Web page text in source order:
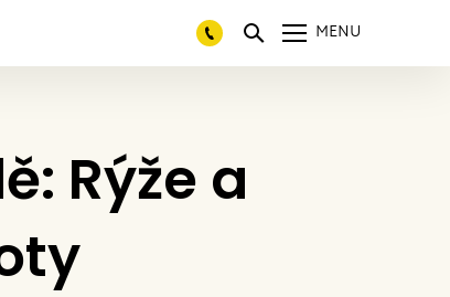
MENU
Rýže a